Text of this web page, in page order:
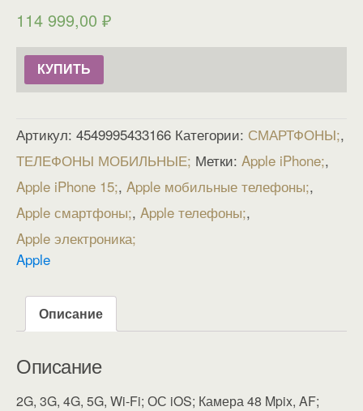
114 999,00 ₽
КУПИТЬ
Артикул: 4549995433166 Категории: СМАРТФОНЫ ,
ТЕЛЕФОНЫ МОБИЛЬНЫЕ Метки: Apple iPhone ,
Apple iPhone 15 , Apple мобильные телефоны ,
Apple смартфоны , Apple телефоны ,
Apple электроника
Apple
Описание
Описание
2G, 3G, 4G, 5G, Wi-Fi; ОС iOS; Камера 48 Mpix, AF;